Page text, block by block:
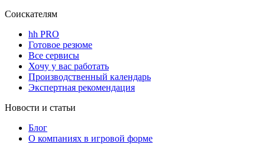
Соискателям
hh PRO
Готовое резюме
Все сервисы
Хочу у вас работать
Производственный календарь
Экспертная рекомендация
Новости и статьи
Блог
О компаниях в игровой форме